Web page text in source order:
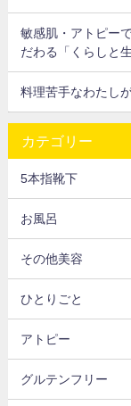
敏感肌・アトピー
だわる「くらしと
料理苦手なわたし
カテゴリー
5本指靴下
お風呂
その他美容
ひとりごと
アトピー
グルテンフリー